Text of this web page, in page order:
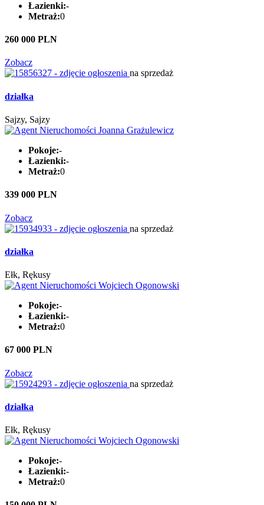
Łazienki:-
Metraż:0
260 000 PLN
Zobacz
na sprzedaż
działka
Sajzy, Sajzy
Pokoje:-
Łazienki:-
Metraż:0
339 000 PLN
Zobacz
na sprzedaż
działka
Ełk, Rękusy
Pokoje:-
Łazienki:-
Metraż:0
67 000 PLN
Zobacz
na sprzedaż
działka
Ełk, Rękusy
Pokoje:-
Łazienki:-
Metraż:0